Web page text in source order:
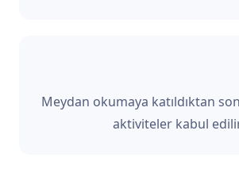
Meydan okumaya katıldıktan
aktiviteler kabul